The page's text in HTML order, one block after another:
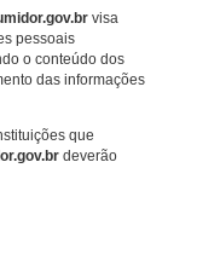
visa
pessoais
o conteúdo dos
das informações
que
deverão